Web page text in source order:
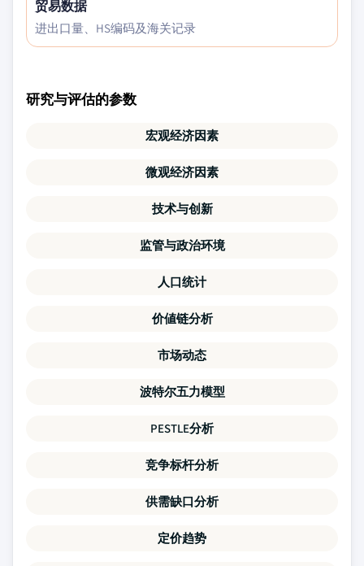
贸易数据
进出口量、HS编码及海关记录
研究与评估的参数
宏观经济因素
微观经济因素
技术与创新
监管与政治环境
人口统计
价値链分析
市场动态
波特尔五力模型
PESTLE分析
竞争标杆分析
供需缺口分析
定价趋势